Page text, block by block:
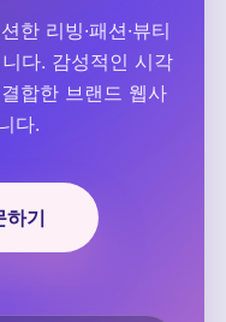
한 리빙·패션·뷰티
다. 감성적인 시각
합한 브랜드 웹사
다.
하기